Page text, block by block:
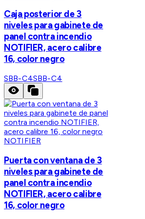
Caja posterior de 3
niveles para gabinete de
panel contra incendio
NOTIFIER, acero calibre
16, color negro
SBB-C4SBB-C4
NOTIFIER
Puerta con ventana de 3
niveles para gabinete de
panel contra incendio
NOTIFIER, acero calibre
16, color negro